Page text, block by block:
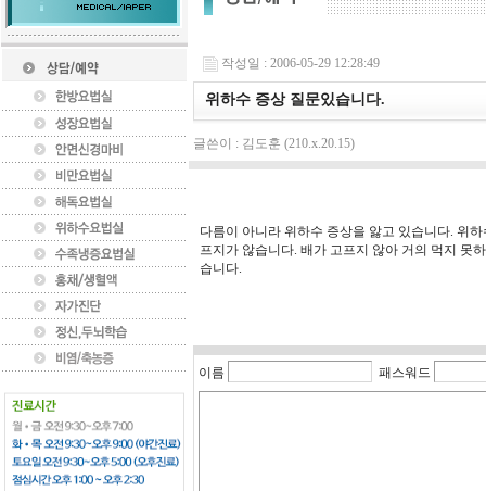
작성일 : 2006-05-29 12:28:49
위하수 증상 질문있습니다.
글쓴이 : 김도훈 (210.x.20.15)
다름이 아니라 위하수 증상을 앓고 있습니다. 위
프지가 않습니다. 배가 고프지 않아 거의 먹지 못
습니다.
이름 패스워드